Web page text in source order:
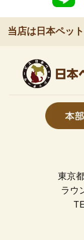
当店は日本ペッ
東京
ラウ